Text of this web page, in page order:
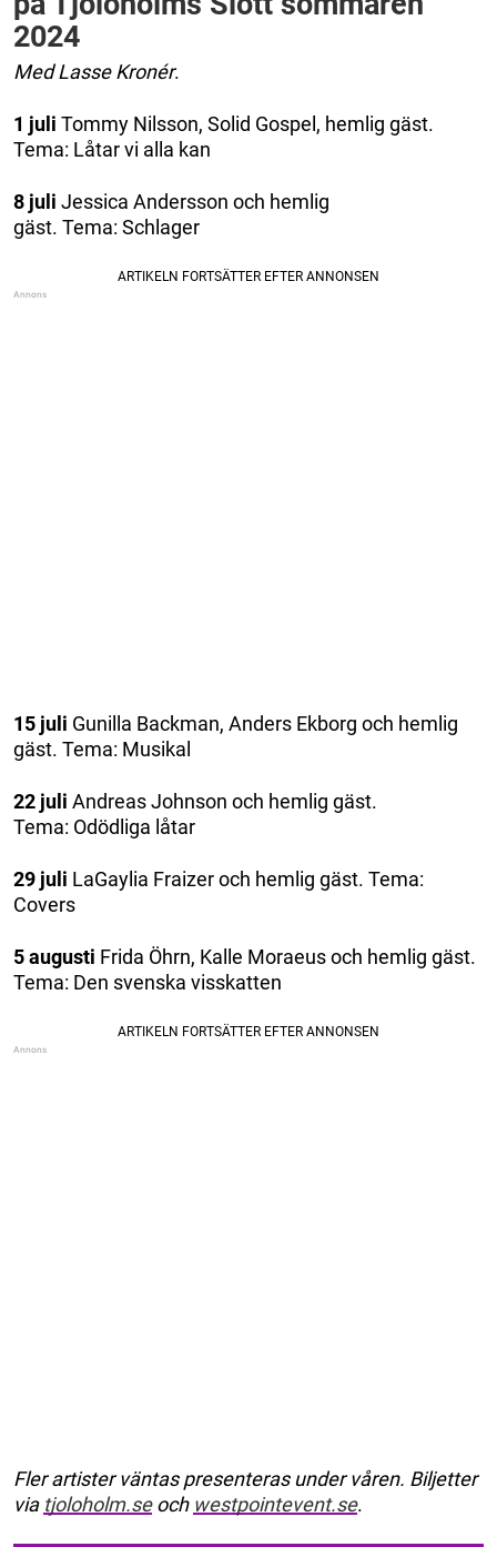
2024
Med Lasse Kronér.
1 juli Tommy Nilsson, Solid Gospel, hemlig gäst.
Tema: Låtar vi alla kan
8 juli Jessica Andersson och hemlig
gäst. Tema: Schlager
15 juli Gunilla Backman, Anders Ekborg och hemlig
gäst. Tema: Musikal
22 juli Andreas Johnson och hemlig gäst.
Tema: Odödliga låtar
29 juli LaGaylia Fraizer och hemlig gäst. Tema:
Covers
5 augusti Frida Öhrn, Kalle Moraeus och hemlig gäst.
Tema: Den svenska visskatten
Fler artister väntas presenteras under våren. Biljetter
via tjoloholm.seoch westpointevent.se.